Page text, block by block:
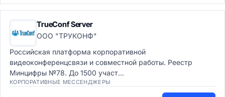
TrueConf Server
ООО "ТРУКОНФ"
Российская платформа корпоративной
видеоконференцсвязи и совместной работы. Реестр
Минцифры №78. До 1500 участ...
КОРПОРАТИВНЫЕ МЕССЕНДЖЕРЫ